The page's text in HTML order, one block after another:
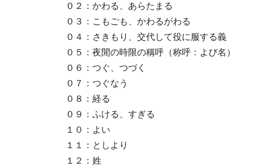
０２：かわる、あらたまる
０３：こもごも、かわるがわる
０４：さきもり、交代して役に服する義
０５：夜閒の時限の稱呼（称呼：よび名）
０６：つぐ、つづく
０７：つぐなう
０８：経る
０９：ふける、すぎる
１０：よい
１１：としより
１２：姓